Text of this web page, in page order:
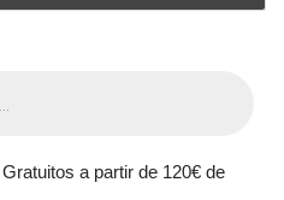
a partir de 120€ de